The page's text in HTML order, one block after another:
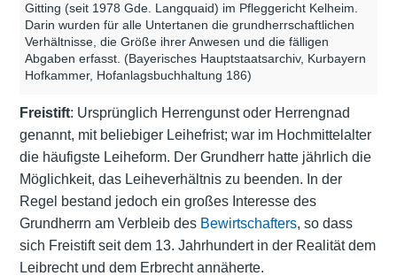
Gitting (seit 1978 Gde. Langquaid) im Pfleggericht Kelheim.
Darin wurden für alle Untertanen die grundherrschaftlichen
Verhältnisse, die Größe ihrer Anwesen und die fälligen
Abgaben erfasst. (Bayerisches Hauptstaatsarchiv, Kurbayern
Hofkammer, Hofanlagsbuchhaltung 186)
Freistift: Ursprünglich Herrengunst oder Herrengnad
genannt, mit beliebiger Leihefrist; war im Hochmittelalter
die häufigste Leiheform. Der Grundherr hatte jährlich die
Möglichkeit, das Leiheverhältnis zu beenden. In der
Regel bestand jedoch ein großes Interesse des
Grundherrn am Verbleib des Bewirtschafters, so dass
sich Freistift seit dem 13. Jahrhundert in der Realität dem
Leibrecht und dem Erbrecht annäherte.